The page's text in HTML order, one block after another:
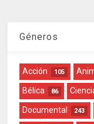
Géneros
Acción 105
Bélica 86
Documental 243